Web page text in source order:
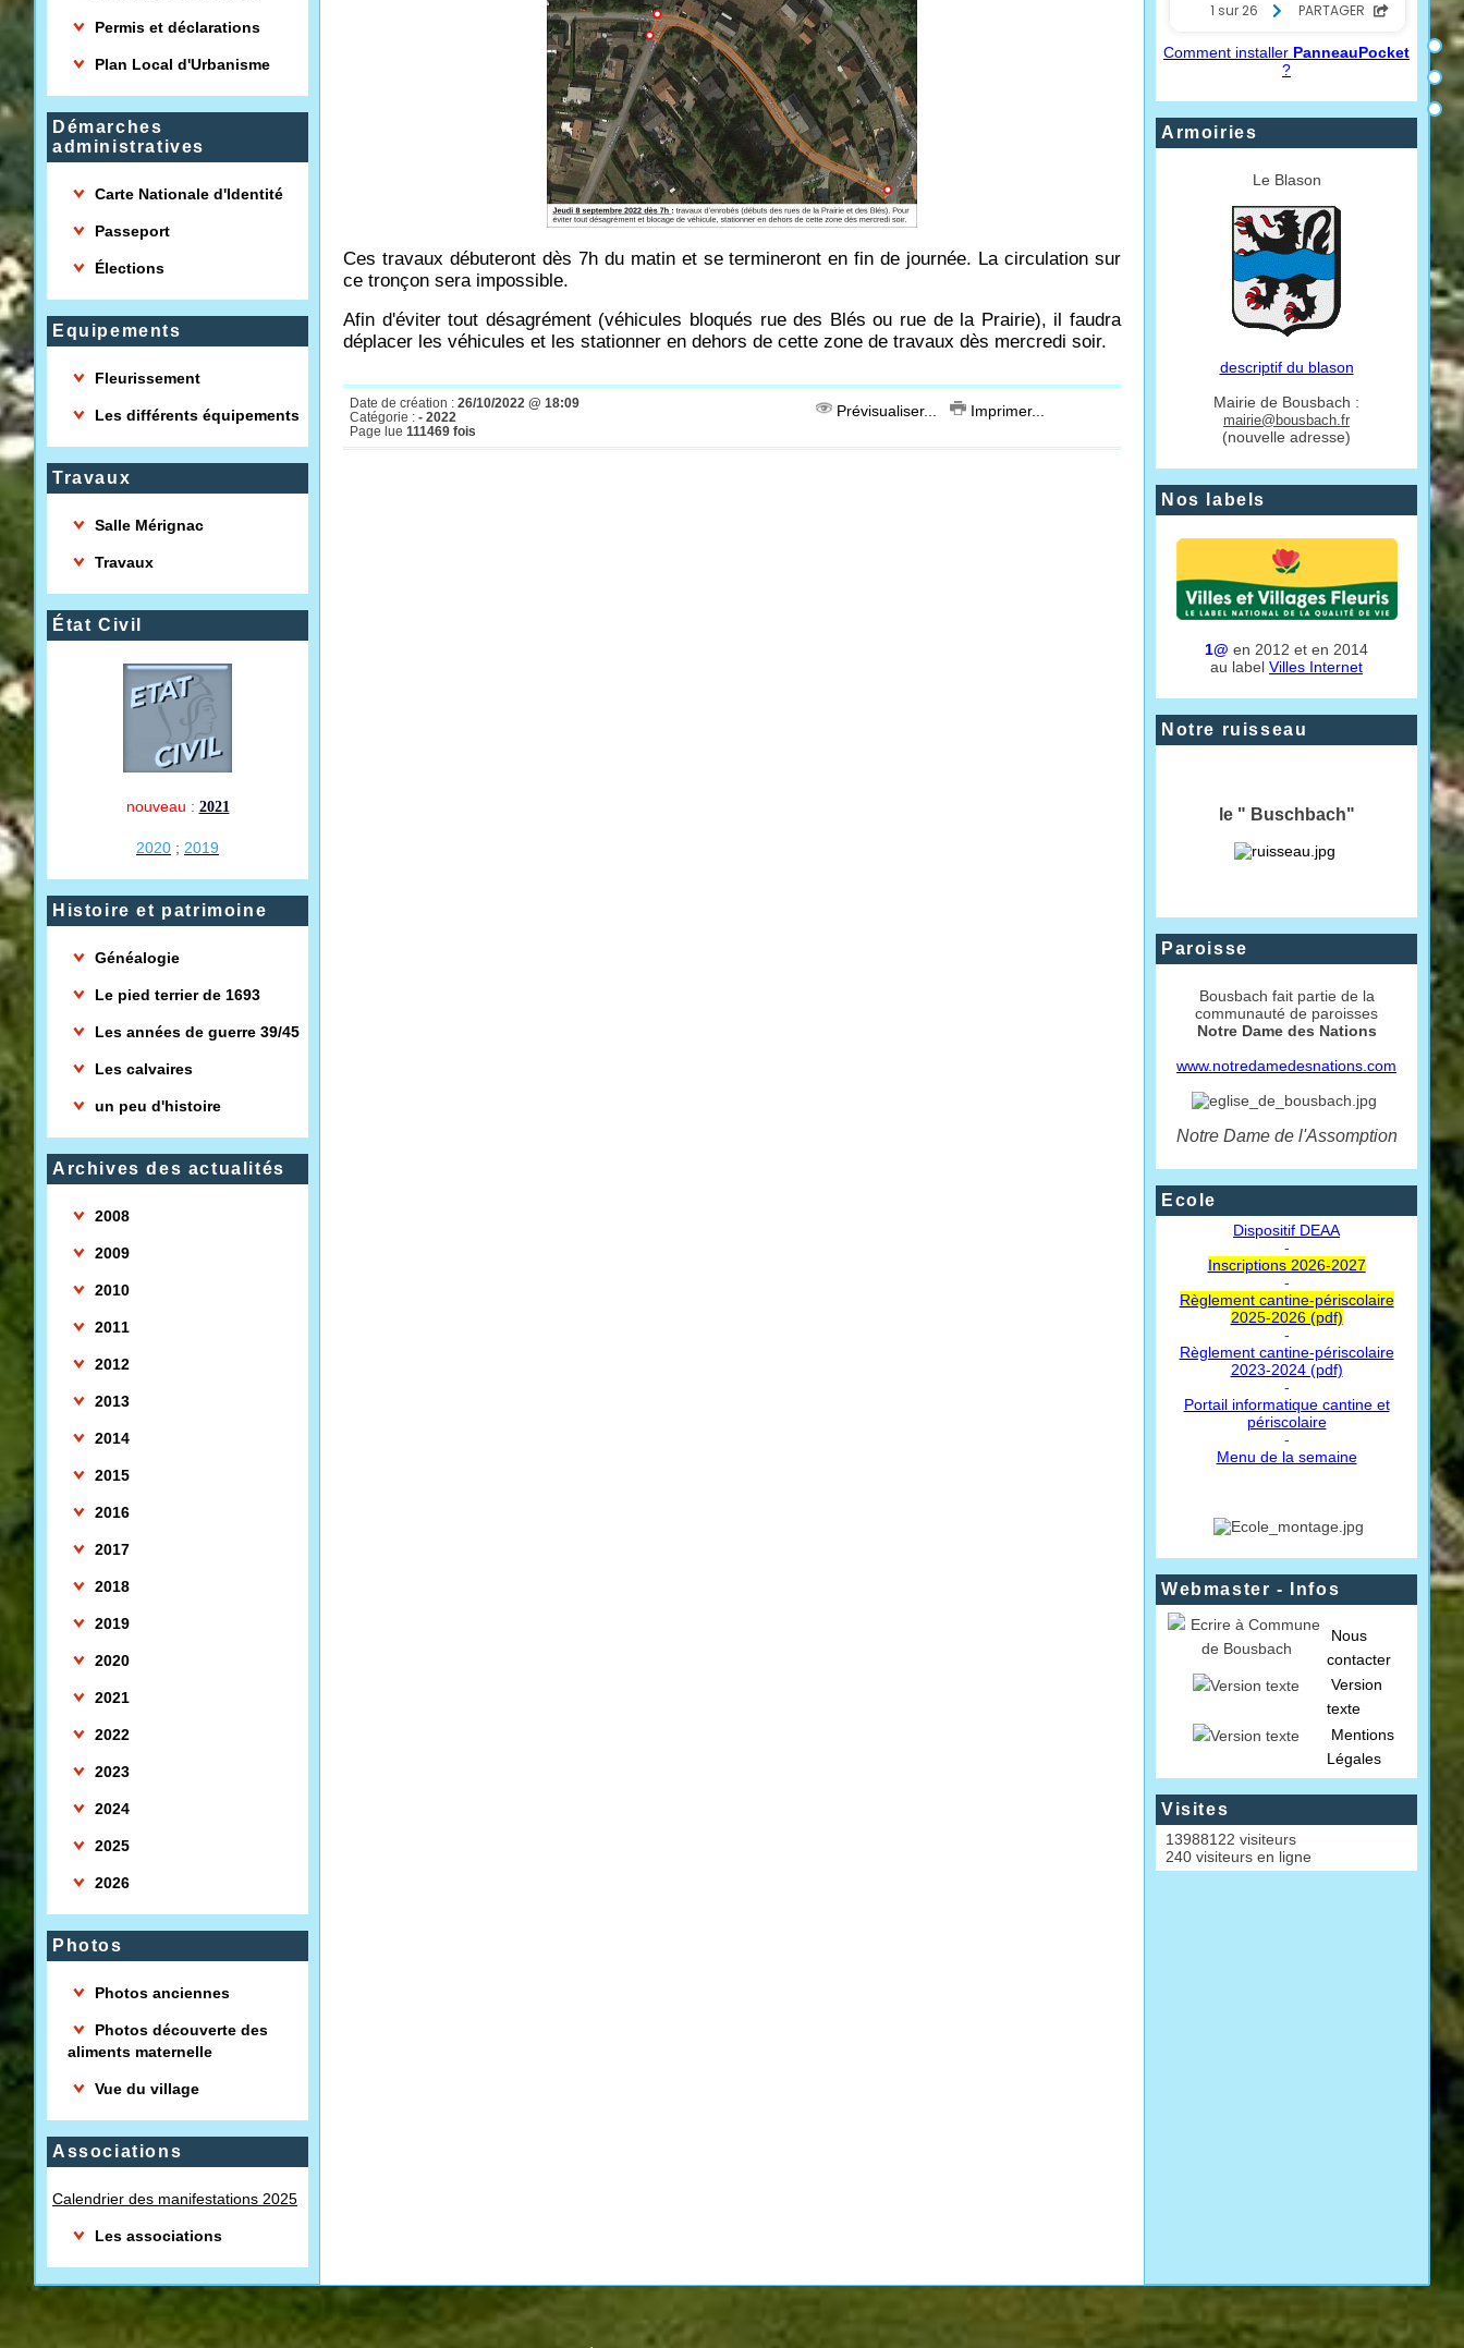
Permis et déclarations
Plan Local d'Urbanisme
Démarches
administratives
Carte Nationale d'Identité
Passeport
Élections
Equipements
Fleurissement
Les différents équipements
Travaux
Salle Mérignac
Travaux
État Civil
nouveau : 2021
2020 ; 2019
Histoire et patrimoine
Généalogie
Le pied terrier de 1693
Les années de guerre 39/45
Les calvaires
un peu d'histoire
Archives des actualités
2008
2009
2010
2011
2012
2013
2014
2015
2016
2017
2018
2019
2020
2021
2022
2023
2024
2025
2026
Photos
Photos anciennes
Photos découverte des
aliments maternelle
Vue du village
Associations
Calendrier des manifestations 2025
Les associations
Ces travaux débuteront dès 7h du matin et se termineront en fin de journée. La circulation sur
ce tronçon sera impossible.
Afin d'éviter tout désagrément (véhicules bloqués rue des Blés ou rue de la Prairie), il faudra
déplacer les véhicules et les stationner en dehors de cette zone de travaux dès mercredi soir.
Date de création : 26/10/2022 @ 18:09
Catégorie : - 2022
Page lue 111469 fois
Prévisualiser... Imprimer...
Comment installer PanneauPocket
?
Armoiries
Le Blason
descriptif du blason
Mairie de Bousbach :
mairie@bousbach.fr
(nouvelle adresse)
Nos labels
1@ en 2012 et en 2014
au label Villes Internet
Notre ruisseau
le " Buschbach"
Paroisse
Bousbach fait partie de la
communauté de paroisses
Notre Dame des Nations
www.notredamedesnations.com
Notre Dame de l'Assomption
Ecole
Dispositif DEAA
-
Inscriptions 2026-2027
-
Règlement cantine-périscolaire
2025-2026 (pdf)
-
Règlement cantine-périscolaire
2023-2024 (pdf)
-
Portail informatique cantine et
périscolaire
-
Menu de la semaine
Webmaster - Infos
Nous
contacter
Version
texte
Mentions
Légales
Visites
13988122 visiteurs
240 visiteurs en ligne